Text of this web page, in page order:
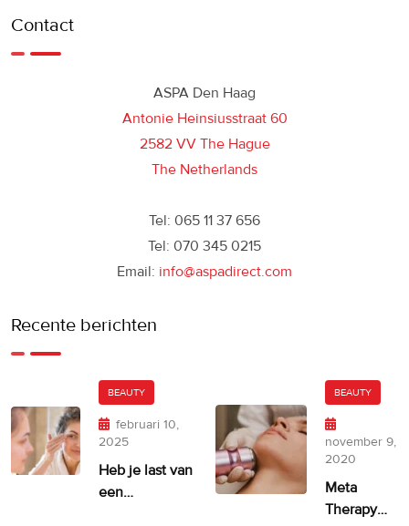
Contact
ASPA Den Haag
Antonie Heinsiusstraat 60
2582 VV The Hague
The Netherlands
Tel: 065 11 37 656
Tel: 070 345 0215
Email: info@aspadirect.com
Recente berichten
BEAUTY
februari 10,
2025
Heb je last van
een
BEAUTY
november 9,
2020
Meta
Therapy